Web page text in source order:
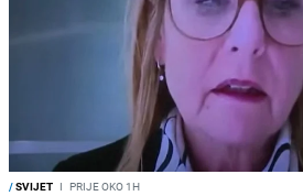
/SVIJET I PRIJE OKO 1H